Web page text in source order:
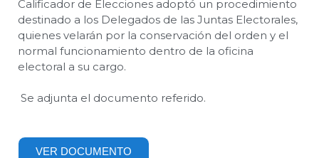
Calificador de Elecciones adoptó un procedimiento
destinado a los Delegados de las Juntas Electorales,
quienes velarán por la conservación del orden y el
normal funcionamiento dentro de la oficina
electoral a su cargo.
Se adjunta el documento referido.
VER DOCUMENTO